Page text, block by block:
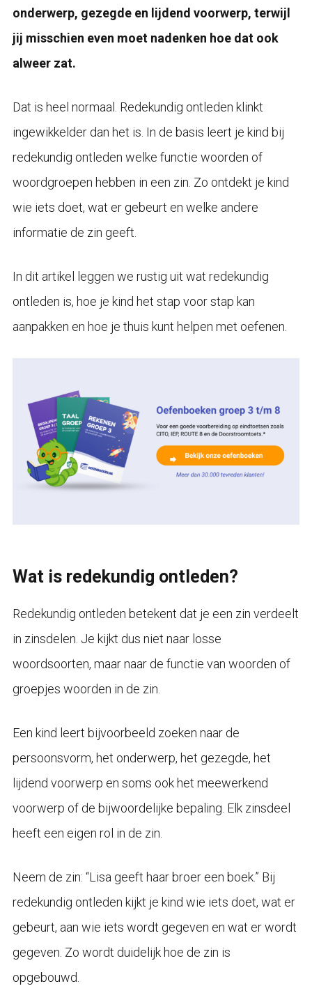
onderwerp, gezegde en lijdend voorwerp, terwijl
jij misschien even moet nadenken hoe dat ook
alweer zat.
Dat is heel normaal. Redekundig ontleden klinkt
ingewikkelder dan het is. In de basis leert je kind bij
redekundig ontleden welke functie woorden of
woordgroepen hebben in een zin. Zo ontdekt je kind
wie iets doet, wat er gebeurt en welke andere
informatie de zin geeft.
In dit artikel leggen we rustig uit wat redekundig
ontleden is, hoe je kind het stap voor stap kan
aanpakken en hoe je thuis kunt helpen met oefenen.
Wat is redekundig ontleden?
Redekundig ontleden betekent dat je een zin verdeelt
in zinsdelen. Je kijkt dus niet naar losse
woordsoorten, maar naar de functie van woorden of
groepjes woorden in de zin.
Een kind leert bijvoorbeeld zoeken naar de
persoonsvorm, het onderwerp, het gezegde, het
lijdend voorwerp en soms ook het meewerkend
voorwerp of de bijwoordelijke bepaling. Elk zinsdeel
heeft een eigen rol in de zin.
Neem de zin: “Lisa geeft haar broer een boek.” Bij
redekundig ontleden kijkt je kind wie iets doet, wat er
gebeurt, aan wie iets wordt gegeven en wat er wordt
gegeven. Zo wordt duidelijk hoe de zin is
opgebouwd.